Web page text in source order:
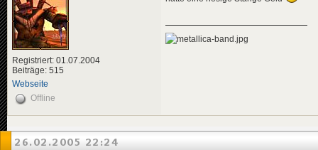
Registriert: 01.07.2004
Beiträge: 515
Webseite
Offline
26.02.2005 22:24